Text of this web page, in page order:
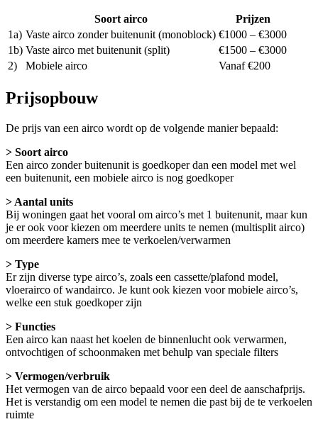
Soort airco
Prijzen
1a) Vaste airco zonder buitenunit (monoblock) €1000 – €3000
1b) Vaste airco met buitenunit (split)
€1500 – €3000
2)
Mobiele airco Vanaf €200
Prijsopbouw
De prijs van een airco wordt op de volgende manier bepaald:
> Soort airco
Een airco zonder buitenunit is goedkoper dan een model met wel
een buitenunit, een mobiele airco is nog goedkoper
> Aantal units
Bij woningen gaat het vooral om airco’s met 1 buitenunit, maar kun
je er ook voor kiezen om meerdere units te nemen (multisplit airco)
om meerdere kamers mee te verkoelen/verwarmen
> Type
Er zijn diverse type airco’s, zoals een cassette/plafond model,
vloerairco of wandairco. Je kunt ook kiezen voor mobiele airco’s,
welke een stuk goedkoper zijn
> Functies
Een airco kan naast het koelen de binnenlucht ook verwarmen,
ontvochtigen of schoonmaken met behulp van speciale filters
> Vermogen/verbruik
Het vermogen van de airco bepaald voor een deel de aanschafprijs.
Het is verstandig om een model te nemen die past bij de te verkoelen
ruimte